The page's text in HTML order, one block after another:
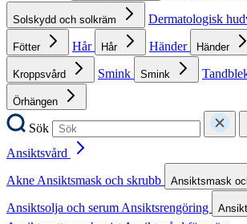
Solskydd och solkräm Dermatologisk
Fötter Hår Hår Händer Händer
Kroppsvård Smink Smink
Örhängen
Sök
Ansiktsvård
AkneAnsiktsmask och skrubb Ansiktsmask
Ansiktsolja och serumAnsiktsrengöring